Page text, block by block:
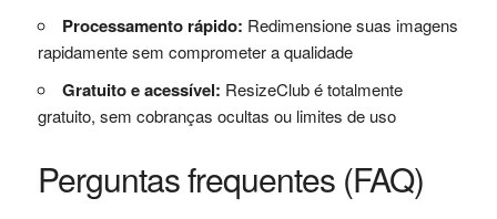
Processamento rápido: Redimensione suas imagens
rapidamente sem comprometer a qualidade
Gratuito e acessível: ResizeClub é totalmente
gratuito, sem cobranças ocultas ou limites de uso
Perguntas frequentes (FAQ)